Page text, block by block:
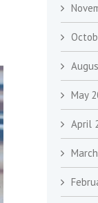
May
April